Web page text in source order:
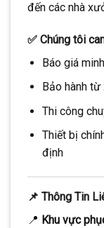
đến các nhà
✅ Chúng tôi
Báo giá
Bảo hành
Thi công
Thiết bị
định
📌 Thông Tin
📍 Khu vực